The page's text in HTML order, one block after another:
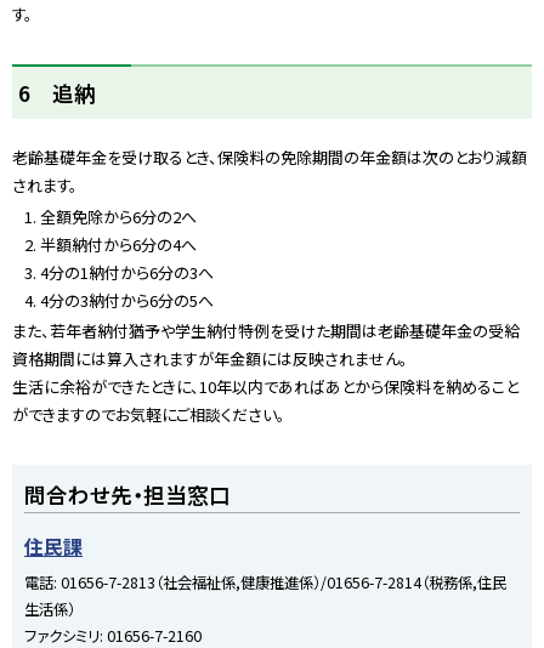
す。
ッ
に
戻
る
6 追納
老齢基礎年金を受け取るとき、保険料の免除期間の年金額は次のとおり減額
されます。
全額免除から6分の2へ
半額納付から6分の4へ
4分の1納付から6分の3へ
4分の3納付から6分の5へ
また、若年者納付猶予や学生納付特例を受けた期間は老齢基礎年金の受給
資格期間には算入されますが年金額には反映されません。
生活に余裕ができたときに、10年以内であればあとから保険料を納めること
ができますのでお気軽にご相談ください。
に
戻
る
問合わせ先・担当窓口
住民課
電話: 01656-7-2813（社会福祉係,健康推進係）/01656-7-2814（税務係,住民
生活係）
ファクシミリ: 01656-7-2160